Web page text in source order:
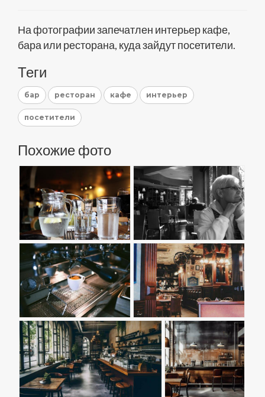
На фотографии запечатлен интерьер кафе,
бара или ресторана, куда зайдут посетители.
Теги
бар ресторан кафе интерьер
посетители
Похожие фото